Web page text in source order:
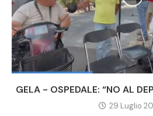
GELA - OSPEDALE: “NO AL
29 Luglio